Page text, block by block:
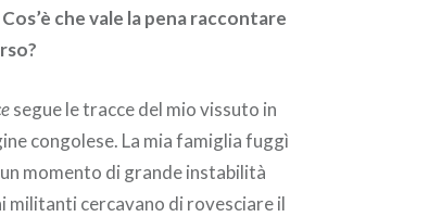
Cos’è che vale la pena raccontare
segue le tracce del mio vissuto in
congolese. La mia famiglia fuggì
momento di grande instabilità
militanti cercavano di rovesciare il